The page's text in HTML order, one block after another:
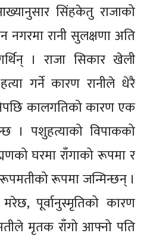
सिंहकेतु राजाको
नगरमा रानी सुलक्षणा अति
। राजा सिकार खेली
गर्ने कारण रानीले धेरै
कालगतिको कारण एक
। पशुहत्याको विपाकको
घरमा राँगाको रूपमा र
रूपमतीको रूपमा जन्मिन्छन् ।
पूर्वानुस्मृतिको कारण
मृतक राँगो आफ्नो पति